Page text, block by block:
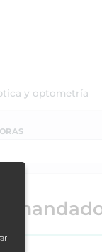
y optometría